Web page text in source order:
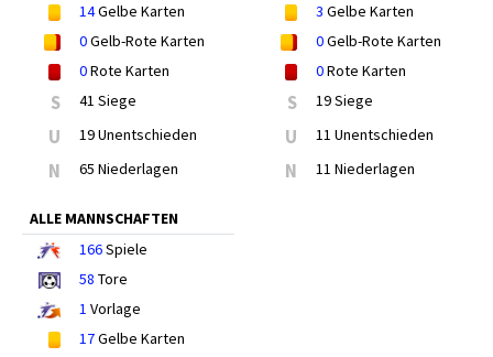
14Gelbe Karten
0Gelb-Rote Karten
0Rote Karten
S 41 Siege
U 19 Unentschieden
N 65 Niederlagen
3 Gelbe Karten
0Gelb-Rote Karten
0Rote Karten
S 19 Siege
U 11 Unentschieden
N 11 Niederlagen
ALLE MANNSCHAFTEN
166Spiele
58 Tore
1 Vorlage
17Gelbe Karten